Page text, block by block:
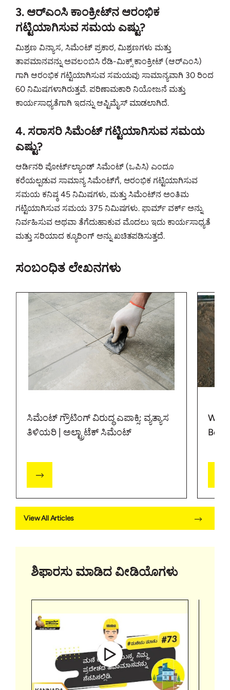
3. ಆರ್‌ಎಂಸಿ ಕಾಂಕ್ರೀಟ್‌ನ ಆರಂಭಿಕ
ಗಟ್ಟಿಯಾಗಿಸುವ ಸಮಯ ಎಷ್ಟು?
ಮಿಶ್ರಣ ವಿನ್ಯಾಸ, ಸಿಮೆಂಟ್ ಪ್ರಕಾರ, ಮಿಶ್ರಣಗಳು ಮತ್ತು
ತಾಪಮಾನವನ್ನು ಅವಲಂಬಿಸಿ ರೆಡಿ-ಮಿಕ್ಸ್ ಕಾಂಕ್ರೀಟ್ (ಆರ್‌ಎಂಸಿ)
ಗಾಗಿ ಆರಂಭಿಕ ಗಟ್ಟಿಯಾಗಿಸುವ ಸಮಯವು ಸಾಮಾನ್ಯವಾಗಿ 30 ರಿಂದ
60 ನಿಮಿಷಗಳಾಗಿರುತ್ತವೆ. ಪರಿಣಾಮಕಾರಿ ನಿಯೋಜನೆ ಮತ್ತು
ಕಾರ್ಯಸಾಧ್ಯತೆಗಾಗಿ ಇದನ್ನು ಆಪ್ಟಿಮೈಸ್ ಮಾಡಲಾಗಿದೆ.
4. ಸರಾಸರಿ ಸಿಮೆಂಟ್ ಗಟ್ಟಿಯಾಗಿಸುವ ಸಮಯ
ಎಷ್ಟು?
ಆರ್ಡಿನರಿ ಪೋರ್ಟ್‌ಲ್ಯಾಂಡ್ ಸಿಮೆಂಟ್ (ಒಪಿಸಿ) ಎಂದೂ
ಕರೆಯಲ್ಪಡುವ ಸಾಮಾನ್ಯ ಸಿಮೆಂಟ್‌ಗೆ, ಆರಂಭಿಕ ಗಟ್ಟಿಯಾಗಿಸುವ
ಸಮಯ ಕನಿಷ್ಠ 45 ನಿಮಿಷಗಳು, ಮತ್ತು ಸಿಮೆಂಟ್‌ನ ಅಂತಿಮ
ಗಟ್ಟಿಯಾಗಿಸುವ ಸಮಯ 375 ನಿಮಿಷಗಳು. ಫಾರ್ಮ್ ವರ್ಕ್ ಅನ್ನು
ನಿರ್ವಹಿಸುವ ಅಥವಾ ತೆಗೆದುಹಾಕುವ ಮೊದಲು ಇದು ಕಾರ್ಯಸಾಧ್ಯತೆ
ಮತ್ತು ಸರಿಯಾದ ಕ್ಯೂರಿಂಗ್ ಅನ್ನು ಖಚಿತಪಡಿಸುತ್ತದೆ.
ಸಂಬಂಧಿತ ಲೇಖನಗಳು
ಸಿಮೆಂಟ್ ಗ್ರೌಟಿಂಗ್ ವಿರುದ್ಧ ಎಪಾಕ್ಸಿ: ವ್ಯತ್ಯಾಸ
ತಿಳಿಯರಿ | ಅಲ್ಟ್ರಾಟೆಕ್ ಸಿಮೆಂಟ್
View All Articles
ಶಿಫಾರಸು ಮಾಡಿದ ವೀಡಿಯೊಗಳು